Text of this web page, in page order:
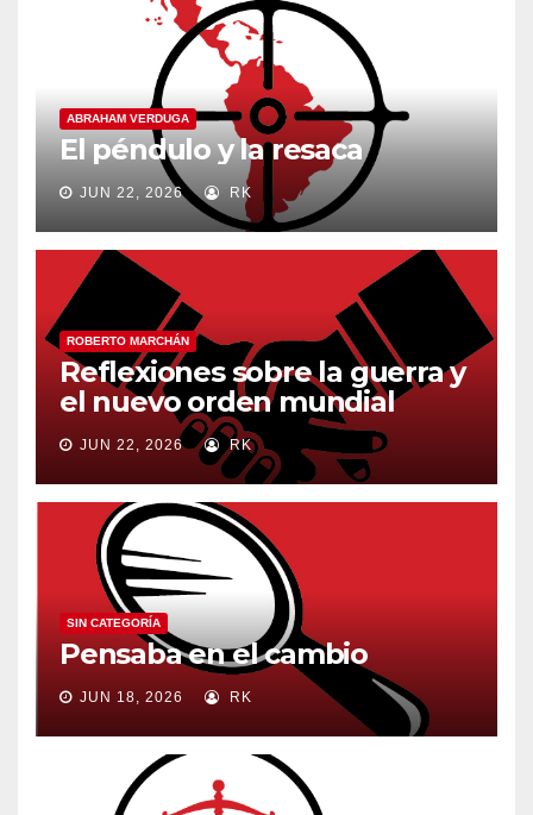
ABRAHAM VERDUGA
El péndulo y la resaca
JUN 22, 2026 RK
ROBERTO MARCHÁN
Reflexiones sobre la guerra y
el nuevo orden mundial
JUN 22, 2026 RK
SIN CATEGORÍA
Pensaba en el cambio
JUN 18, 2026 RK